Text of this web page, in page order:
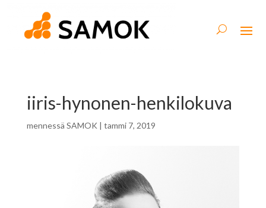
iiris-hynonen-henkilokuva
mennessä SAMOK | tammi 7, 2019